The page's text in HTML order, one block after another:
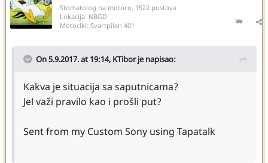
Stomatolog na motoru, 1522 postova
Lokacija: NBGD
Motocikl: Svartpilen 401
On 5.9.2017. at 19:14, KTiborje napisao:
Kakva je situacija sa saputnicama?
Jel važi pravilo kao i prošli put?
Sent from my Custom Sony using Tapatalk